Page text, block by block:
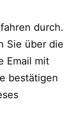
durch.
Sie über die
Email mit
bestätigen